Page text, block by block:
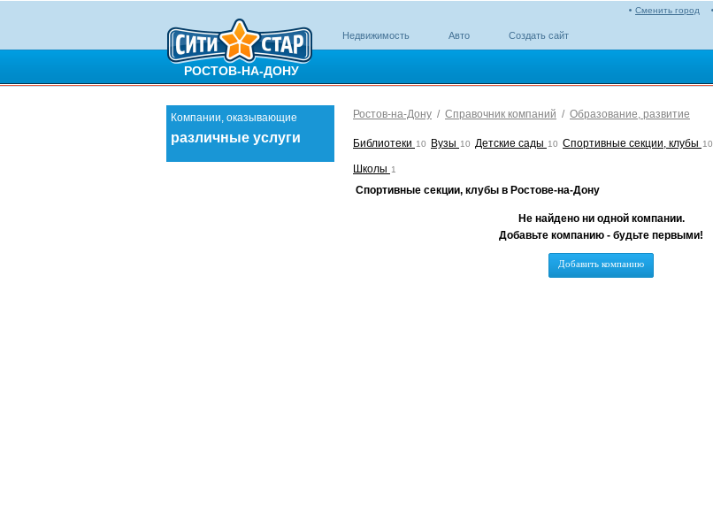
РОСТОВ-НА-ДОНУ
Сменить город
Недвижимость Авто Создать сайт
Компании, оказывающие
различные услуги
Ростов-на-Дону / Справочник компаний / Образование, развитие
Библиотеки 10 Вузы 10 Детские сады 10 Спортивные секции, клубы 10
Школы 1
Спортивные секции, клубы в Ростове-на-Дону
Не найдено ни одной компании.
Добавьте компанию - будьте первыми!
Добавить компанию